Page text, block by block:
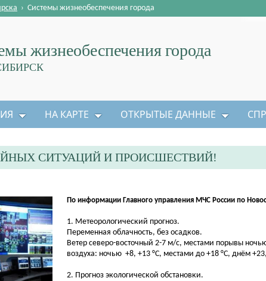
жизнеобеспечения города
› Системы жизнеобеспечения города
НА КАРТЕ ОТКРЫТЫЕ ДАННЫЕ
СИТУАЦИЙ И ПРОИСШЕСТВИЙ!
По информации Главного управления МЧС России по
1. Метеорологический прогноз.
Переменная облачность, без осадков.
Ветер северо-восточный 2-7 м/с, местами порывы
воздуха: ночью +8, +13 °С, местами до +18 °С, днём
2. Прогноз экологической обстановки.